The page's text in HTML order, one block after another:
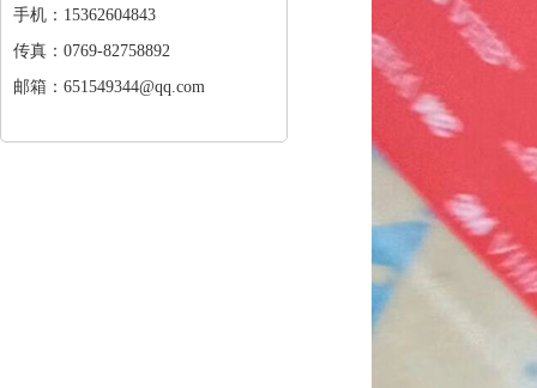
手机：15362604843
传真：0769-82758892
邮箱：651549344@qq.com